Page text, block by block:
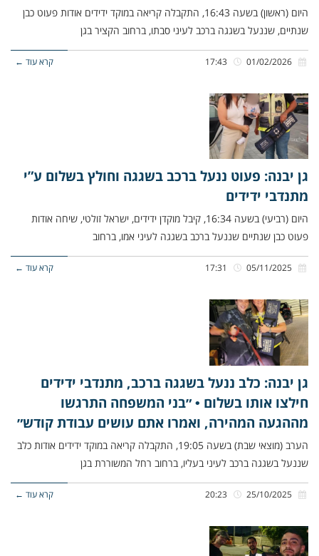
היום (ראשון) בשעה 16:43, התקבלה קריאה במוקד ידידים אודות פעוט כבן
שנתיים, שננעל בשגגה ברכב לעיני סבתו, ברחוב הקציר בגן
קרא עוד ←
גן יבנה: פעוט ננעל ברכב בשגגה וחולץ בשלום ע”י
מתנדבי ידידים
היום (רביעי) בשעה 16:34, קיבל מוקדן ידידים, ישראל זולטי, שיחה אודות
פעוט כבן שנתיים שננעל ברכב בשגגה לעיני אמו, ברחוב
קרא עוד ←
גן יבנה: כלב ננעל בשגגה ברכב, מתנדבי ידידים
חילצו אותו בשלום • ״בני המשפחה התרגשו
מההגעה המהירה, ואמרו אתם עושים עבודת קודש״
הערב (מוצאי שבת) בשעה 19:05, התקבלה קריאה במוקד ידידים אודות כלב
שננעל בשגגה ברכב לעיני בעליו, ברחוב רחל המשוררת בגן
קרא עוד ←